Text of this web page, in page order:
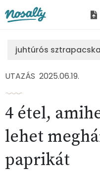
juhtúrós sztrapacska
UTAZÁS 2025.06.19.
4 étel,
lehet
paprikát